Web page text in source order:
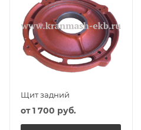
Щит задний
от1 700 руб.